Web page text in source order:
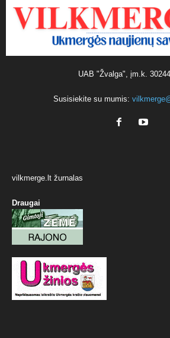
UAB "Žvalga", įm.k.
Susisiekite su mumis:
vilkmerge.lt žurnalas
Draugai